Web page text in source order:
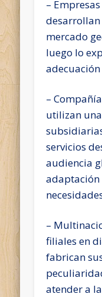
–
mercado
luego lo
–
utilizan
servicios
audiencia
adaptación
–
filiales en
fabrican
atender a